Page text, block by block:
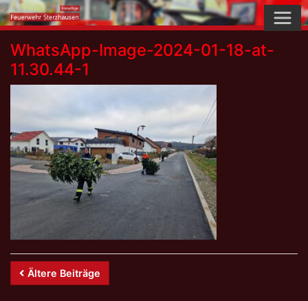
Skip
to
content
WhatsApp-Image-2024-01-18-at-
11.30.44-1
Beitrags-
Navigation
Ältere Beiträge